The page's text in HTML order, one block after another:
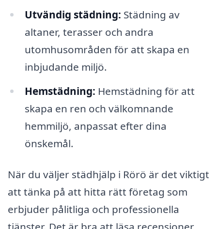
Utvändig städning: Städning av
altaner, terasser och andra
utomhusområden för att skapa en
inbjudande miljö.
Hemstädning: Hemstädning för att
skapa en ren och välkomnande
hemmiljö, anpassat efter dina
önskemål.
När du väljer städhjälp i Rörö är det viktigt
att tänka på att hitta rätt företag som
erbjuder pålitliga och professionella